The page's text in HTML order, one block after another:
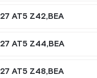
27 AT5 Z42,BEA
27 AT5 Z44,BEA
27 AT5 Z48,BEA